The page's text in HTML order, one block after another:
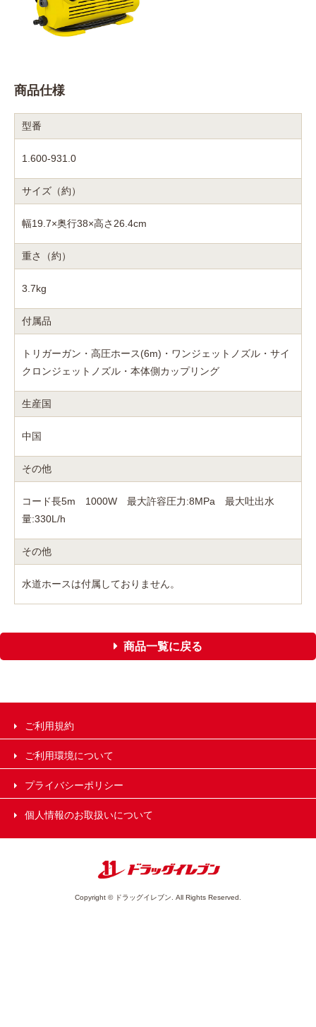
商品仕様
型番
1.600-931.0
サイズ（約）
幅19.7×奥行38×高さ26.4cm
重さ（約）
3.7kg
付属品
トリガーガン・高圧ホース(6m)・ワンジェットノズル・サイ
クロンジェットノズル・本体側カップリング
生産国
中国
その他
コード長5m 1000W 最大許容圧力:8MPa 最大吐出水
量:330L/h
その他
水道ホースは付属しておりません。
商品一覧に戻る
ご利用規約
ご利用環境について
プライバシーポリシー
個人情報のお取扱いについて
Copyright © ドラッグイレブン. All Rights Reserved.